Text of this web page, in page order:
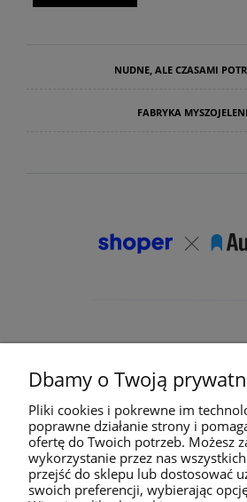
NUDNE, ALE CZASAMI
FABRYKA
Dbamy o Twoją
Pliki cookies i pokrewne im
poprawne działanie strony i
ofertę do Twoich potrzeb. Możesz
wykorzystanie przez nas
przejść do sklepu lub dostosować
swoich preferencji, wybierając